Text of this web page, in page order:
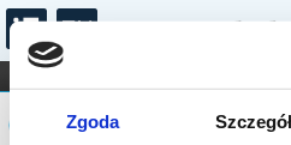
Zgoda
FILHARMONIA OPERA I BALET
Komunikat